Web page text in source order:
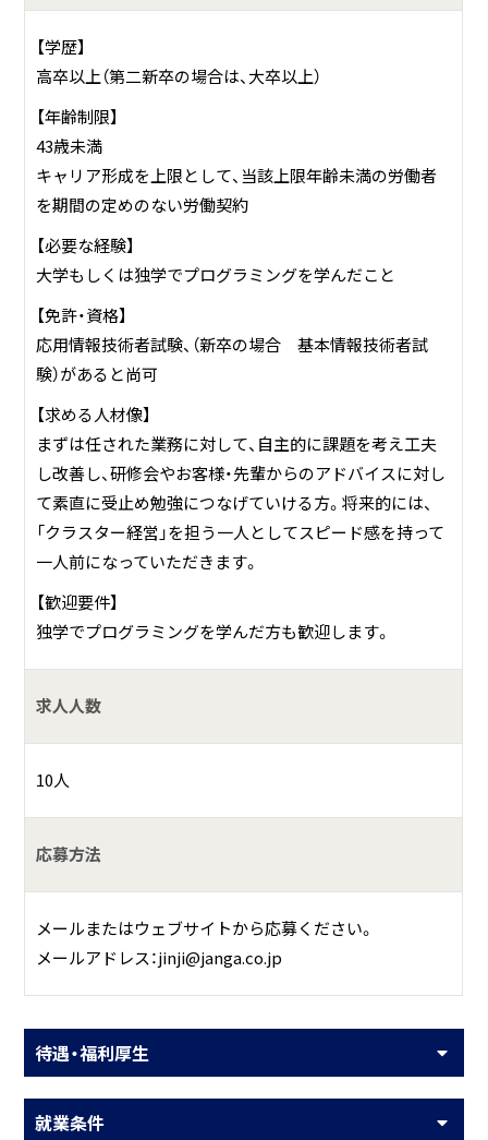
す。
現在、6つのクラウドサービスやプロモーション分析など課
題解決と付加価値向上するサービスでお客様企業の継続的
な発展をご支援してきました。
ジャンガ・テックの日本で先駆けて導入したクラウド技術、A
Iなど常に最新技術でお客様に貢献しております！
【学歴】
高卒以上（第二新卒の場合は、大卒以上）
【年齢制限】
43歳未満
キャリア形成を上限として、当該上限年齢未満の労働者
を期間の定めのない労働契約
【必要な経験】
大学もしくは独学でプログラミングを学んだこと
【免許・資格】
応用情報技術者試験、（新卒の場合 基本情報技術者試
験）があると尚可
【求める人材像】
まずは任された業務に対して、自主的に課題を考え工夫
し改善し、研修会やお客様・先輩からのアドバイスに対し
て素直に受止め勉強につなげていける方。将来的には、
「クラスター経営」を担う一人としてスピード感を持って
一人前になっていただきます。
【歓迎要件】
独学でプログラミングを学んだ方も歓迎します。
求人人数
10人
応募方法
メールまたはウェブサイトから応募ください。
メールアドレス：jinji@janga.co.jp
待遇・福利厚生
就業条件